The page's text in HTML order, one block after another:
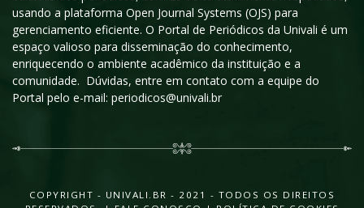
usando a plataforma Open Journal Systems (OJS) para
gerenciamento eficiente. O Portal de Periódicos da Univali é um
espaço valioso para disseminação do conhecimento,
enriquecendo o ambiente acadêmico da instituição e a
comunidade. Dúvidas, entre em contato com a equipe do
Portal pelo e-mail: periodicos@univali.br
COPYRIGHT - UNIVALI.BR - 2021 - TODOS OS DIREITOS